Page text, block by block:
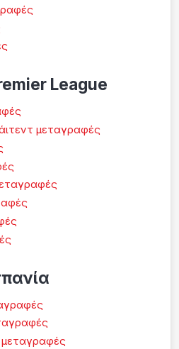
League
μεταγραφές
μεταγραφές